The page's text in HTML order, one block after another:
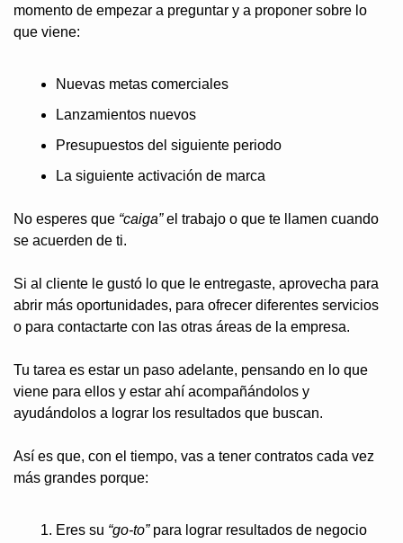
momento de empezar a preguntar y a proponer sobre lo
que viene:
Nuevas metas comerciales
Lanzamientos nuevos
Presupuestos del siguiente periodo
La siguiente activación de marca
No esperes que “caiga” el trabajo o que te llamen cuando
se acuerden de ti.
Si al cliente le gustó lo que le entregaste, aprovecha para
abrir más oportunidades, para ofrecer diferentes servicios
o para contactarte con las otras áreas de la empresa.
Tu tarea es estar un paso adelante, pensando en lo que
viene para ellos y estar ahí acompañándolos y
ayudándolos a lograr los resultados que buscan.
Así es que, con el tiempo, vas a tener contratos cada vez
más grandes porque:
Eres su “go-to” para lograr resultados de negocio